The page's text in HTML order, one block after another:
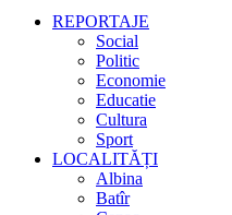
REPORTAJE
Social
Politic
Economie
Educatie
Cultura
Sport
LOCALITĂȚI
Albina
Batîr